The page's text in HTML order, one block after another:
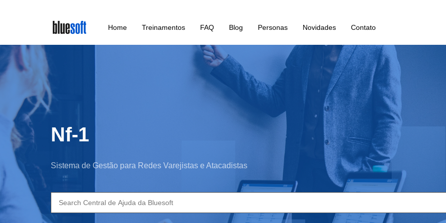
main
content
Home Treinamentos FAQ Blog Personas Novidades Contato
Nf-1
Sistema de Gestão para Redes Varejistas e Atacadistas
Search
for: